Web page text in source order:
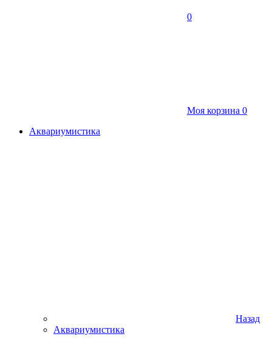
0
Моя корзина 0
Аквариумистика
Назад
Аквариумистика